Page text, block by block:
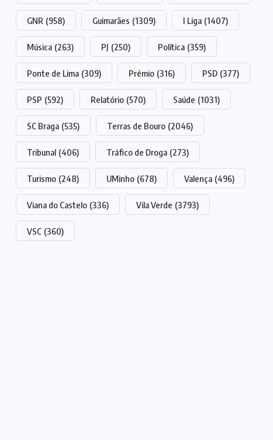
GNR (958) Guimarães (1309) I Liga (1407)
Música (263) PJ (250) Política (359)
Ponte de Lima (309) Prémio (316) PSD (377)
PSP (592) Relatório (570) Saúde (1031)
SC Braga (535) Terras de Bouro (2046)
Tribunal (406) Tráfico de Droga (273)
Turismo (248) UMinho (678) Valença (496)
Viana do Castelo (336) Vila Verde (3793)
VSC (360)